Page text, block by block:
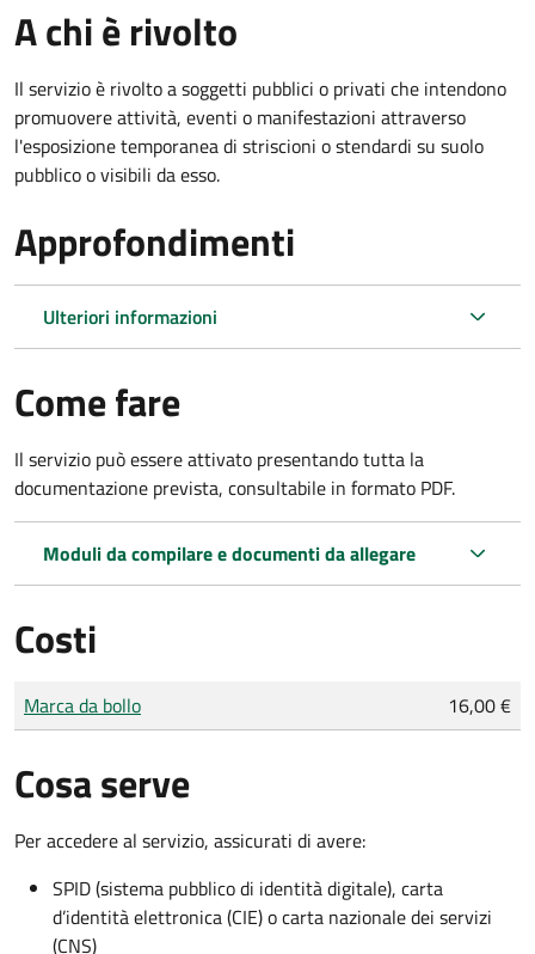
A chi è rivolto
Il servizio è rivolto a soggetti pubblici o privati che intendono
promuovere attività, eventi o manifestazioni attraverso
l'esposizione temporanea di striscioni o stendardi su suolo
pubblico o visibili da esso.
Approfondimenti
Ulteriori informazioni
Come fare
Il servizio può essere attivato presentando tutta la
documentazione prevista, consultabile in formato PDF.
Moduli da compilare e documenti da allegare
Costi
Tipo di pagamento
Importo
Marca da bollo 16,00 €
Cosa serve
Per accedere al servizio, assicurati di avere:
SPID (sistema pubblico di identità digitale), carta
d’identità elettronica (CIE) o carta nazionale dei servizi
(CNS)